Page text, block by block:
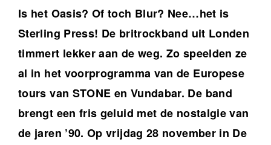
Is het Oasis? Of toch Blur? Nee…het is
Sterling Press! De britrockband uit Londen
timmert lekker aan de weg. Zo speelden ze
al in het voorprogramma van de Europese
tours van STONE en Vundabar. De band
brengt een fris geluid met de nostalgie van
de jaren ’90. Op vrijdag 28 november in De